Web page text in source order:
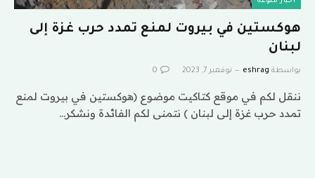
هوكستين في بيروت لمنع تمدد حرب غزة إلى
لبنان
بواسطة eshrag نوفمبر 7, 2023 0
ننقل لكم في موقع كتاكيت موضوع (هوكستين في بيروت لمنع
تمدد حرب غزة إلى لبنان ) نتمنى لكم الفائدة ونشكر…